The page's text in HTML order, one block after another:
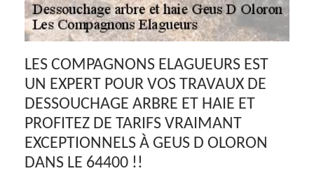
LES COMPAGNONS ELAGUEURS EST
UN EXPERT POUR VOS TRAVAUX DE
DESSOUCHAGE ARBRE ET HAIE ET
PROFITEZ DE TARIFS VRAIMANT
EXCEPTIONNELS À GEUS D OLORON
DANS LE 64400 !!